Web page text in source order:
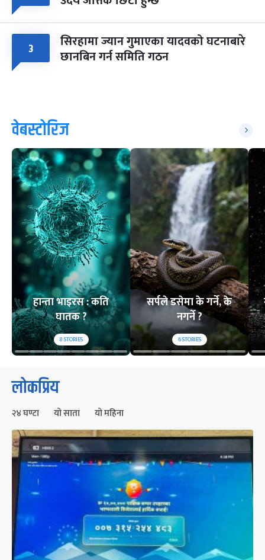
३ सिरहामा ज्यान गुमाएका यादवको घटनाबारे
छानबिन गर्न समिति गठन
वेबस्टोरिज
हान्ता भाइरस : कति
घातक ?
8STORIES
सर्पले डसेमा के गर्ने, के
नगर्ने ?
6STORIES
लोकप्रिय
२४ घण्टा यो साता यो महिना